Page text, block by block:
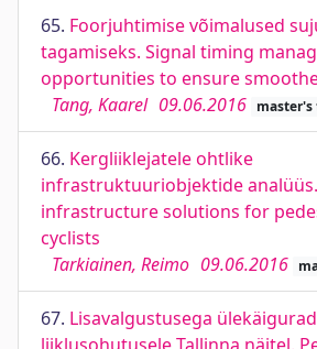
65. Foorjuhtimise võimalused
tagamiseks. Signal timing
opportunities to ensure
Tang, Kaarel 09.06.2016 master's
66. Kergliiklejatele ohtlike
infrastruktuuriobjektide
infrastructure solutions for
cyclists
Tarkiainen, Reimo 09.06.2016
67. Lisavalgustusega